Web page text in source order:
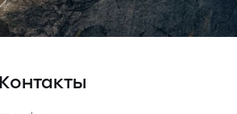
Контакты